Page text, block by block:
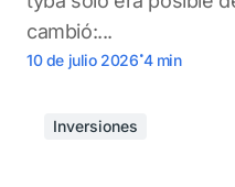
cambió:...
10 de julio 2026.4 min
Inversiones